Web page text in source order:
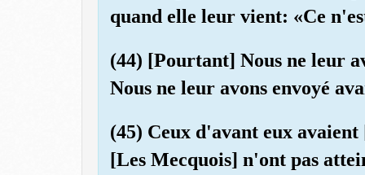
quand elle leur vient: «Ce
(44) [Pourtant] Nous ne leur
Nous ne leur avons envoyé
(45) Ceux d'avant eux
[Les Mecquois] n'ont pas